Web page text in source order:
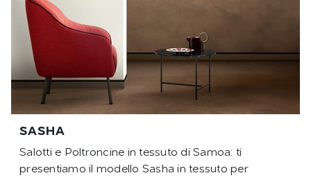
SASHA
Salotti e Poltroncine in tessuto di Samoa: ti
presentiamo il modello Sasha in tessuto per